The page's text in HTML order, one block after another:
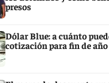
presos
Dólar Blue: a cuánto
cotización para fin de año